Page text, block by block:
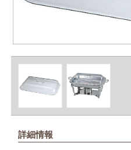
詳細情報